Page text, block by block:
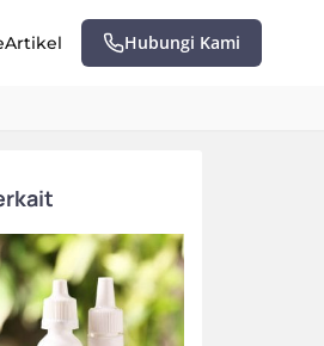
Artikel Hubungi Kami